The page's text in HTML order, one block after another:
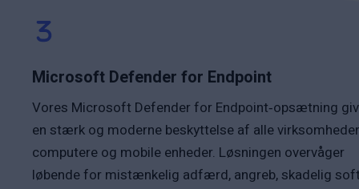
Microsoft Defender for Endpoint
Vores Microsoft Defender for Endpoint‑opsætning
en stærk og moderne beskyttelse af alle
computere og mobile enheder. Løsningen overvåger
løbende for mistænkelig adfærd, angreb, skadelig